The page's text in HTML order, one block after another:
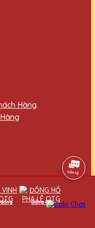
Đồng hồ
Hàng